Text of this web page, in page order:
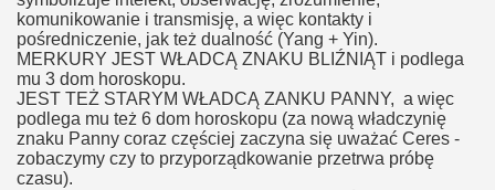
komunikowanie i transmisję, a więc kontakty i
pośredniczenie, jak też dualność (Yang + Yin).
MERKURY JEST WŁADCĄ ZNAKU BLIŹNIĄT i podlega
mu 3 dom horoskopu.
JEST TEŻ STARYM WŁADCĄ ZANKU PANNY, a więc
podlega mu też 6 dom horoskopu (za nową władczynię
znaku Panny coraz częściej zaczyna się uważać Ceres -
zobaczymy czy to przyporządkowanie przetrwa próbę
czasu).